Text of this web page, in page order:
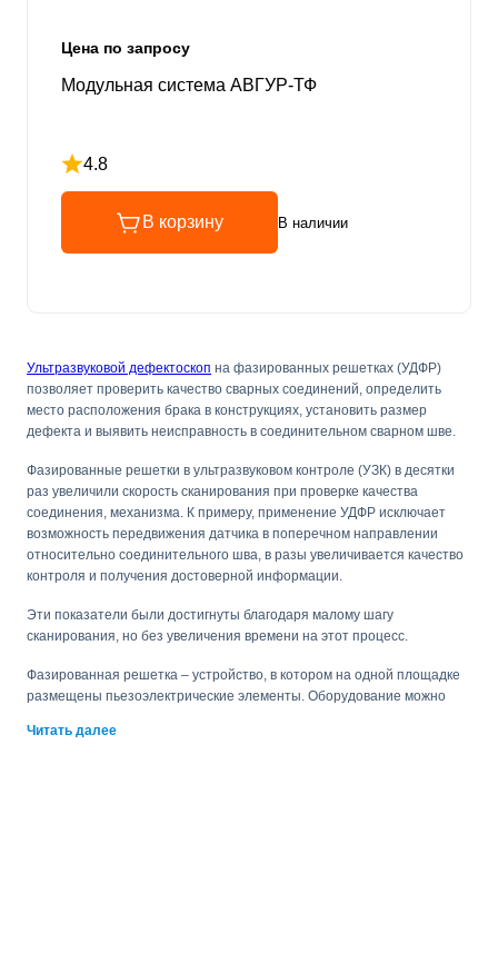
Цена по запросу
Модульная система АВГУР-ТФ
4.8
Рейтинг 4.8 из 5
В корзину В наличии
Ультразвуковой дефектоскоп на фазированных решетках (УДФР)
позволяет проверить качество сварных соединений, определить
место расположения брака в конструкциях, установить размер
дефекта и выявить неисправность в соединительном сварном шве.
Фазированные решетки в ультразвуковом контроле (УЗК) в десятки
раз увеличили скорость сканирования при проверке качества
соединения, механизма. К примеру, применение УДФР исключает
возможность передвижения датчика в поперечном направлении
относительно соединительного шва, в разы увеличивается качество
контроля и получения достоверной информации.
Эти показатели были достигнуты благодаря малому шагу
сканирования, но без увеличения времени на этот процесс.
Фазированная решетка – устройство, в котором на одной площадке
размещены пьезоэлектрические элементы. Оборудование можно
результаты сохраняются и отображаются на экране прибора.
Читать далее